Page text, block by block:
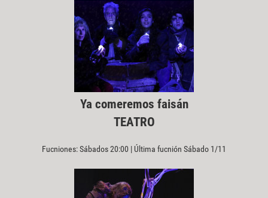
Ya comeremos faisán
TEATRO
Fucniones: Sábados 20:00 | Última fucnión Sábado 1/11